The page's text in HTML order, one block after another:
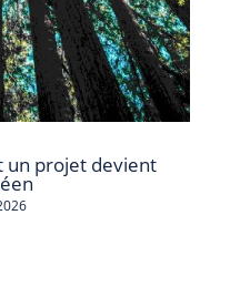
un projet devient